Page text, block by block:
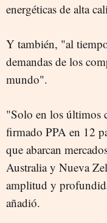
energéticas de alta
Y también, "al
demandas de los
mundo".
"Solo en los últimos
firmado PPA en 12
que abarcan
Australia y Nueva
amplitud y
añadió.